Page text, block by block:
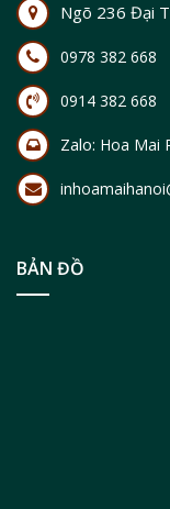
Ngõ 236 Đại
0978 382 668
0914 382 668
Zalo: Hoa Mai
BẢN ĐỒ